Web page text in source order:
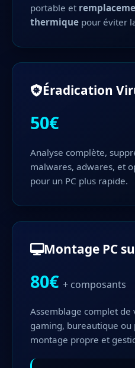
portable et
thermique pour éviter
Éradication
50€
Analyse complète,
malwares, adwares, et
pour un PC plus rapide.
Montage PC
80€ + composants
Assemblage complet
gaming, bureautique ou
montage propre et